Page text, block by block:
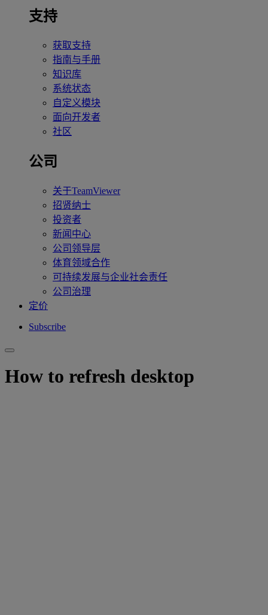
支持
获取支持
指南与手册
知识库
系统状态
自定义模块
面向开发者
社区
公司
关于TeamViewer
招贤纳士
投资者
新闻中心
公司领导层
体育领域合作
可持续发展与企业社会责任
公司治理
定价
Subscribe
How to refresh desktop